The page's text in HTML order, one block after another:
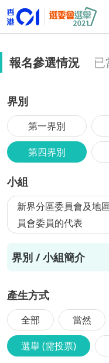
報名參選情況
界別
第一界別
第四界別
小組
新界分區委員會及地
員會委員的代表
界別 / 小組簡介
產生方式
全部 當然
選舉 (需投票)